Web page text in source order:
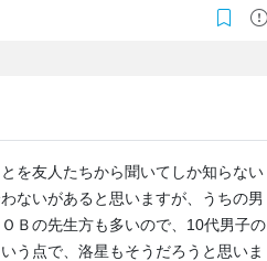
を友人たちから聞いてしか知らない
ないがあると思いますが、うちの男
Ｂの先生方も多いので、10代男子の
う点で、洛星もそうだろうと思いま